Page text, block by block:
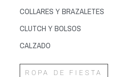
COLLARES Y BRAZALETES
CLUTCH Y BOLSOS
CALZADO
ROPA DE FIESTA